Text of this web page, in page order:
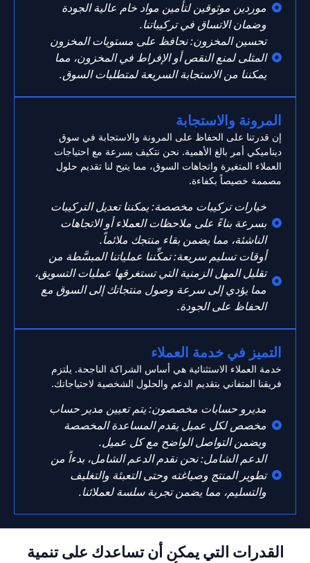
موردين موثوقين لتأمين مواد خام عالية الجودة
وضمان الاتساق في تركيباتنا.
تحسين المخزون: نحافظ على مستويات المخزون
المثلى لمنع النقص أو الإفراط في المخزون، مما
يمكننا من الاستجابة السريعة لمتطلبات السوق.
المرونة والاستجابة
إن قدرتنا على الحفاظ على المرونة والاستجابة في سوق
ديناميكي أمر بالغ الأهمية. نحن نتكيف بسرعة مع احتياجات
العملاء المتغيرة واتجاهات السوق، مما يتيح لنا تقديم حلول
مصممة خصيصاً بكفاءة.
خيارات تركيبات مخصصة: يمكننا تعديل التركيبات
بسرعة بناءً على ملاحظات العملاء أو الاتجاهات
الناشئة، مما يضمن بقاء منتجك ملائماً.
أوقات تسليم سريعة: تمكِّننا عملياتنا المبسَّطة من
تقليل المهل الزمنية التي تستغرقها عمليات التسويق،
مما يؤدي إلى سرعة وصول منتجاتك إلى السوق مع
الحفاظ على الجودة.
التميز في خدمة العملاء
خدمة العملاء الاستثنائية هي أساس الشراكة الناجحة. يلتزم
فريقنا المتفاني بتقديم الدعم والحلول الشخصية لاحتياجاتك.
مديرو حسابات مخصصون: يتم تعيين مدير حساب
مخصص لكل عميل يقدم المساعدة المخصصة
ويضمن التواصل الواضح مع كل عميل.
الدعم الشامل: نحن نقدم الدعم الشامل، بدءاً من
تطوير المنتج وصياغته وحتى التعبئة والتغليف
والتسليم، مما يضمن تجربة سلسة لعملائنا.
القدرات التي يمكن أن تساعدك على تنمية